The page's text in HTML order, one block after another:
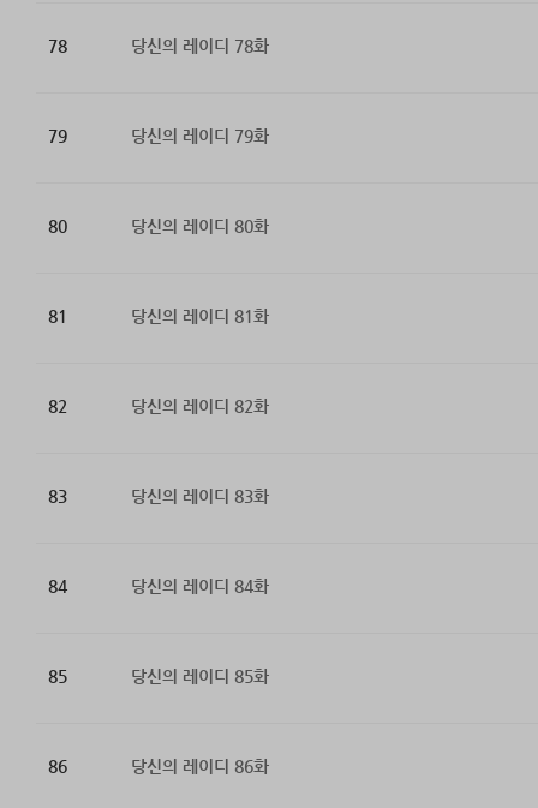
78 당신의 레이디 78화
79 당신의 레이디 79화
80 당신의 레이디 80화
81 당신의 레이디 81화
82 당신의 레이디 82화
83 당신의 레이디 83화
84 당신의 레이디 84화
85 당신의 레이디 85화
86 당신의 레이디 86화